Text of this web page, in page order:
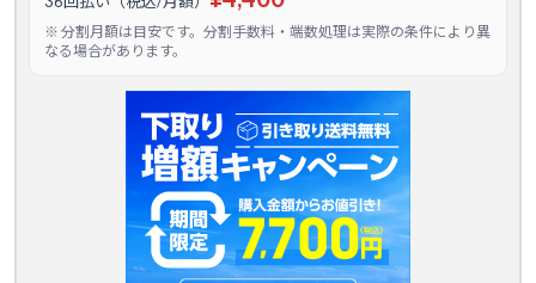
※ 分割月額は目安です。分割手数料・端数処理は実際の条件により異
なる場合があります。